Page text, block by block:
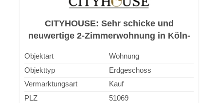
CITYHOUSE: Sehr schicke und
neuwertige 2-Zimmerwohnung in Köln-
Objektart
Wohnung
Objekttyp
Erdgeschoss
Vermarktungsart
Kauf
PLZ
51069